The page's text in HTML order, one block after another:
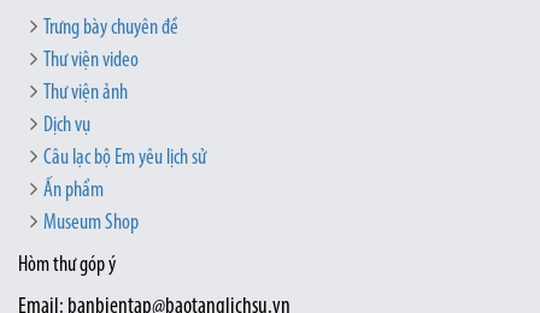
Trưng bày chuyên đề
Thư viện video
Thư viện ảnh
Dịch vụ
Câu lạc bộ Em yêu lịch sử
Ấn phẩm
Museum Shop
Hòm thư góp ý
Email: banbientap@baotanglichsu.vn